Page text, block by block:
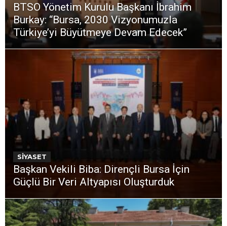
BTSO Yönetim Kurulu Başkanı İbrahim
Burkay: “Bursa, 2030 Vizyonumuzla
Türkiye’yi Büyütmeye Devam Edecek”
SİYASET
Başkan Vekili Biba: Dirençli Bursa İçin
Güçlü Bir Veri Altyapısı Oluşturduk